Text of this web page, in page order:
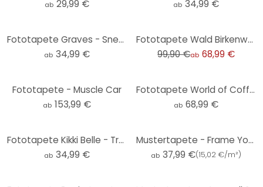
ab 29,99 € ab 34,99 €
Fototapete Graves - Sneaky Cat - Rund - Selbstklebend/Vlies
ab 34,99 €
Fototapete Wald Birkenwald 02
99,90 €ab 68,99 €
Fototapete - Muscle Car
ab 153,99 €
Fototapete World of Coffee
ab 68,99 €
Fototapete Kikki Belle - Tropische Vögel schwarz-weiß - Rund - Selbstklebend/Vlies
ab 34,99 €
Mustertapete - Frame Your Life - schwarz-weiß
ab 37,99 €(15,02 €/m²)